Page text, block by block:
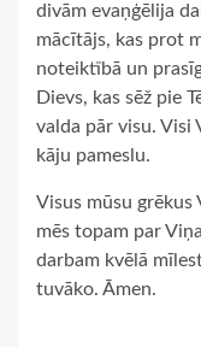
divām evaņģēlija
mācītājs, kas prot
noteiktībā un
Dievs, kas sēž pie
valda pār visu. Visi
kāju pameslu.
Visus mūsu grēkus
mēs topam par
darbam kvēlā
tuvāko. Āmen.